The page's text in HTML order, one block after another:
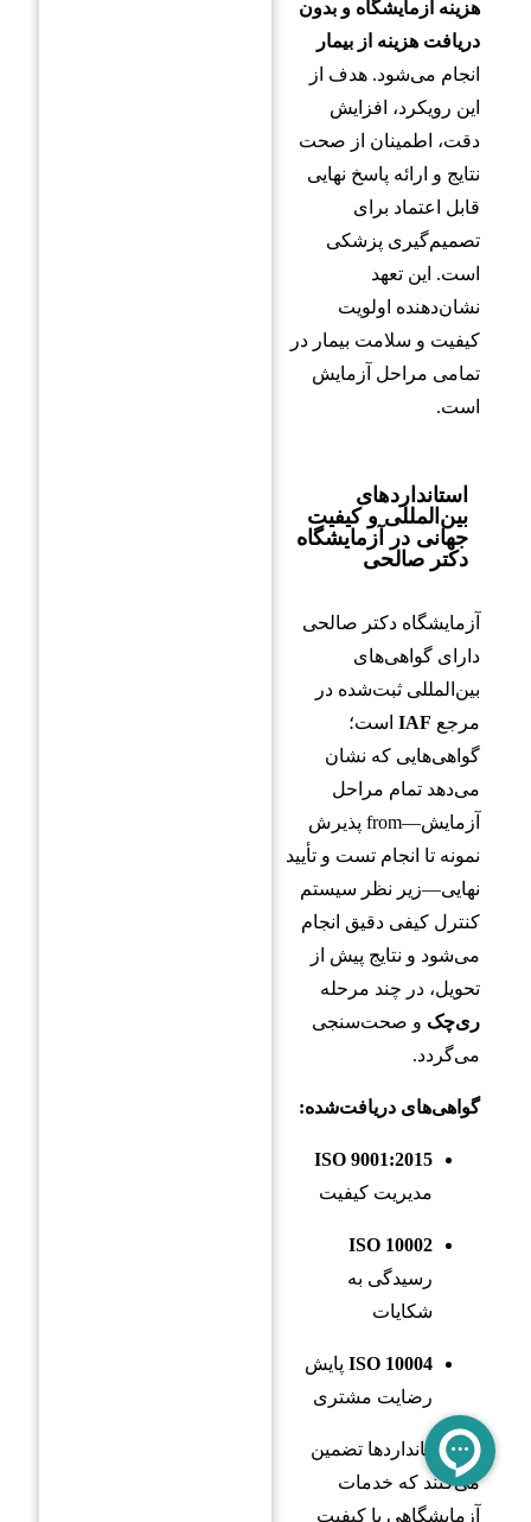
هزینه آزمایشگاه و بدون
دریافت هزینه از بیمار
انجام می‌شود. هدف از
این رویکرد، افزایش
دقت، اطمینان از صحت
نتایج و ارائه پاسخ نهایی
قابل اعتماد برای
تصمیم‌گیری پزشکی
است. این تعهد
نشان‌دهنده اولویت
کیفیت و سلامت بیمار در
تمامی مراحل آزمایش
است.
استانداردهای
بین‌المللی و کیفیت
جهانی در آزمایشگاه
دکتر صالحی
آزمایشگاه دکتر صالحی
دارای گواهی‌های
بین‌المللی ثبت‌شده در
مرجع IAF است؛
گواهی‌هایی که نشان
می‌دهد تمام مراحل
آزمایش—from پذیرش
نمونه تا انجام تست و تأیید
نهایی—زیر نظر سیستم
کنترل کیفی دقیق انجام
می‌شود و نتایج پیش از
تحویل، در چند مرحله
ری‌چک و صحت‌سنجی
می‌گردد.
گواهی‌های دریافت‌شده:
ISO 9001:2015
مدیریت کیفیت
ISO 10002
رسیدگی به
شکایات
ISO 10004 پایش
رضایت مشتری
این استانداردها تضمین
می‌کنند که خدمات
آزمایشگاهی با کیفیت